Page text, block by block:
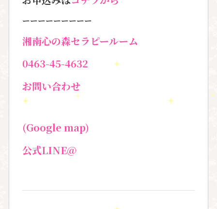
ーーーーーーーーー
湘南心の森セラピールーム
0463-45-4632
お問い合わせ
(Google map)
公式LINE@